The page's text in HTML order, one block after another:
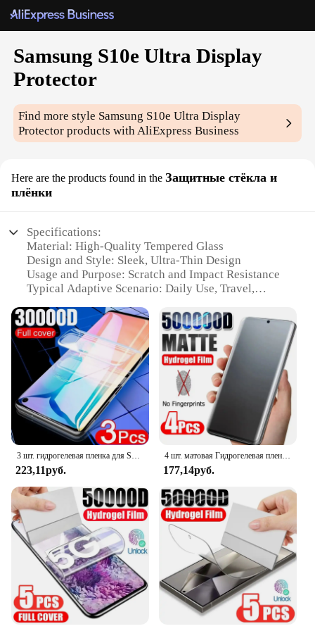
Samsung S10e Ultra Display
Protector
Find more style Samsung S10e Ultra Display
Protector products with AliExpress Business
Here are the products found in the Защитные стёкла и
плёнки
Specifications:
Material: High-Quality Tempered Glass
Design and Style: Sleek, Ultra-Thin Design
Usage and Purpose: Scratch and Impact Resistance
Typical Adaptive Scenario: Daily Use, Travel,
Shape or Size or Weight or Quantity: Precision-Cut
for Samsung S10e Ultra
Performance and Property: HD Clarity, Easy
Installation
Features:
|Wholesale|Vendors|
**Unmatched Protection for Your Samsung S10e
Ultra**
The Samsung S10e Ultra Display Protector is the
ultimate shield for your device. Crafted from
premium tempered glass, this protector offers
unparalleled scratch and impact resistance, ensuring
your screen remains pristine even in the face of
daily wear and tear. Its sleek, ultra-thin design not
only adds a layer of protection but also maintains
the original aesthetic of your Samsung S10e Ultra.
The precision-cut dimensions ensure a perfect fit,
with no interference with the device's functionality.
**Installation Made Easy**
3 шт. гидрогелевая пленка для Samsung Galaxy S9 S10 Plus S10E S20 FE S21 S22 S23 Ultra Note 9 10 20 мягкие силиконовые защитные пленки для экрана
223,11руб.
4 шт. матовая Гидрогелевая пленка для Samsung S24 S21 S22 S23 Ultra S20 FE, Защита экрана для Galaxy Note 20 Ultra S8 S9 S10 Plus S10E
177,14руб.